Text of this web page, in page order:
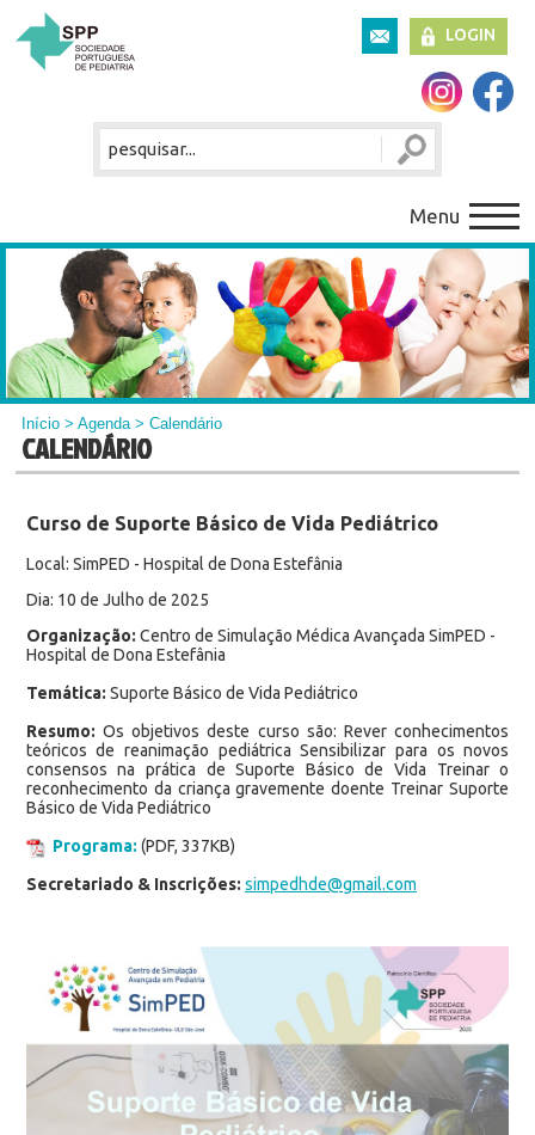
LOGIN
Menu
Início >Agenda> Calendário
CALENDÁRIO
Curso de Suporte Básico de Vida Pediátrico
Local: SimPED - Hospital de Dona Estefânia
Dia: 10 de Julho de 2025
Organização: Centro de Simulação Médica Avançada SimPED -
Hospital de Dona Estefânia
Temática: Suporte Básico de Vida Pediátrico
Resumo: Os objetivos deste curso são: Rever conhecimentos
teóricos de reanimação pediátrica Sensibilizar para os novos
consensos na prática de Suporte Básico de Vida Treinar o
reconhecimento da criança gravemente doente Treinar Suporte
Básico de Vida Pediátrico
Programa: (PDF, 337KB)
Secretariado & Inscrições: simpedhde@gmail.com